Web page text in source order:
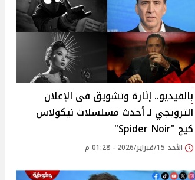
بالفيديو.. إثارة وتشويق في الإعلان
الترويجي لـ أحدث مسلسلات نيكولاس
كيج "Spider Noir"
الأحد 15/فبراير/2026 - 01:28 م